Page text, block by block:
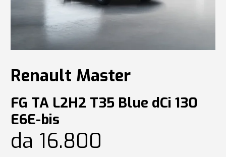
Renault Master
FG TA L2H2 T35 Blue dCi 130
E6E-bis
da 16.800